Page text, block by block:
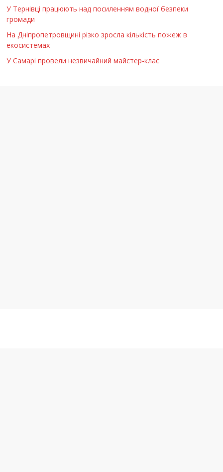
У Тернівці працюють над посиленням водної безпеки
громади
На Дніпропетровщині різко зросла кількість пожеж в
екосистемах
У Самарі провели незвичайний майстер-клас